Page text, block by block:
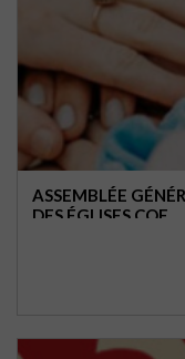
ASSEMBLÉE
DES ÉGLISES COE